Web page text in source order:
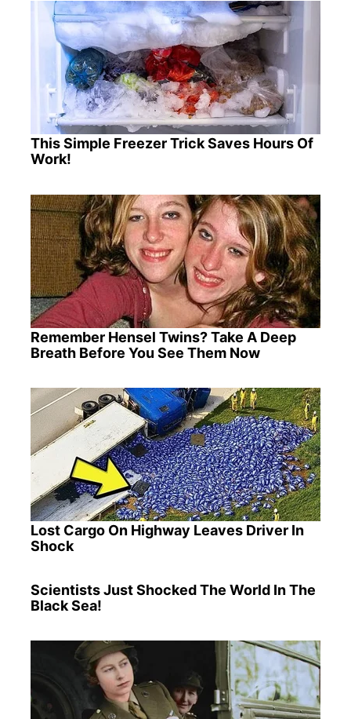
This Simple Freezer Trick Saves Hours Of
Work!
Remember Hensel Twins? Take A Deep
Breath Before You See Them Now
Lost Cargo On Highway Leaves Driver In
Shock
Scientists Just Shocked The World In The
Black Sea!